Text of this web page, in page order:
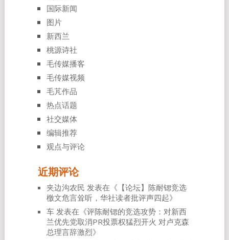
国际新闻
图片
新西兰
桃源诗社
毛传媒播客
毛传媒视频
毛芃作品
热点话题
社交媒体
编辑推荐
观点与评论
近期评论
夹边沟农民 发表在《 【论坛】陈耐锶竞选
檄文危言耸听，华社读者批评声四起》
车发表在《评陈耐锶的竞选攻势：对新西
兰优先党取消PR投票权猛烈开火 对卢克森
总理言辞激烈》